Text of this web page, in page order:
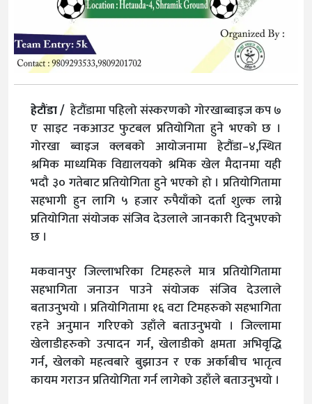
हेटौंडा / हेटौंडामा पहिलो संस्करणको गोरखाब्वाइज कप ७
ए साइट नकआउट फुटबल प्रतियोगिता हुने भएको छ ।
गोरखा ब्वाइज क्लबको आयोजनामा हेटौंडा–४,स्थित
श्रमिक माध्यमिक विद्यालयको श्रमिक खेल मैदानमा यही
भदौ ३० गतेबाट प्रतियोगिता हुने भएको हो । प्रतियोगितामा
सहभागी हुन लागि ५ हजार रुपैयाँको दर्ता शुल्क लाग्ने
प्रतियोगिता संयोजक संजिव देउलाले जानकारी दिनुभएको
छ ।
मकवानपुर जिल्लाभरिका टिमहरुले मात्र प्रतियोगितामा
सहभागिता जनाउन पाउने संयोजक संजिव देउलाले
बताउनुभयो । प्रतियोगितामा १६ वटा टिमहरुको सहभागिता
रहने अनुमान गरिएको उहाँले बताउनुभयो । जिल्लामा
खेलाडीहरुको उत्पादन गर्न, खेलाडीको क्षमता अभिवृद्धि
गर्न, खेलको महत्वबारे बुझाउन र एक अर्काबीच भातृत्व
कायम गराउन प्रतियोगिता गर्न लागेको उहाँले बताउनुभयो ।